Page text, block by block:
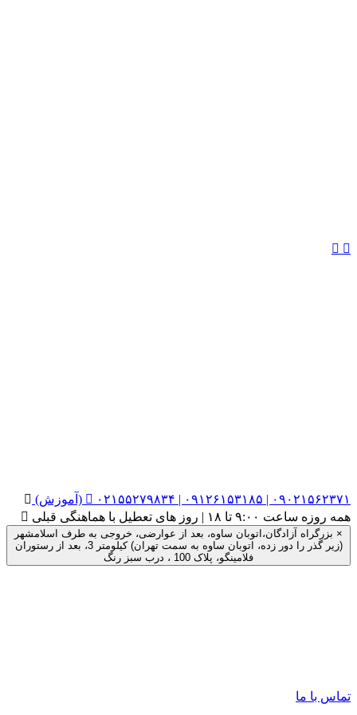
| ۰۹۱۲۶۱۵۳۱۸۵ | ۰۹۰۲۱۵۶۲۳۷۱ (آموزش)

های تعطیل با هماهنگی قبلی

آزادگان،اتوبان ساوه، بعد از عوارضی، خروجی به طرف اسلامشهر
(زیر گذر را دور زده، اتوبان ساوه به سمت تهران) کیلومتر 3، بعد از رستوران
فلامینگو، پلاک 100 ، درب سبز رنگ
ما